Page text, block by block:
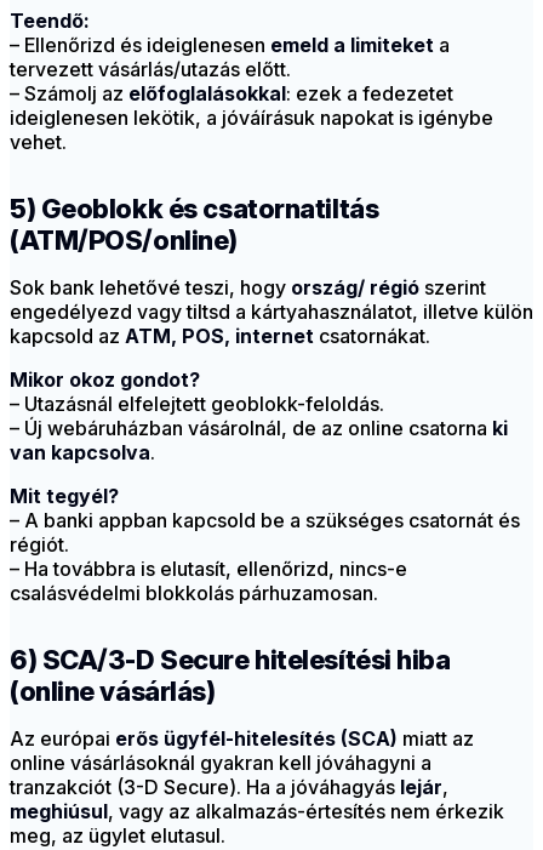
Teendő:
– Ellenőrizd és ideiglenesen emeld a limiteket a
tervezett vásárlás/utazás előtt.
– Számolj az előfoglalásokkal: ezek a fedezetet
ideiglenesen lekötik, a jóváírásuk napokat is igénybe
vehet.
5) Geoblokk és csatornatiltás
(ATM/POS/online)
Sok bank lehetővé teszi, hogy ország/ régió szerint
engedélyezd vagy tiltsd a kártyahasználatot, illetve külön
kapcsold az ATM, POS, internet csatornákat.
Mikor okoz gondot?
– Utazásnál elfelejtett geoblokk-feloldás.
– Új webáruházban vásárolnál, de az online csatorna ki
van kapcsolva.
Mit tegyél?
– A banki appban kapcsold be a szükséges csatornát és
régiót.
– Ha továbbra is elutasít, ellenőrizd, nincs-e
csalásvédelmi blokkolás párhuzamosan.
6) SCA/3-D Secure hitelesítési hiba
(online vásárlás)
Az európai erős ügyfél-hitelesítés (SCA) miatt az
online vásárlásoknál gyakran kell jóváhagyni a
tranzakciót (3-D Secure). Ha a jóváhagyás lejár,
meghiúsul, vagy az alkalmazás-értesítés nem érkezik
meg, az ügylet elutasul.